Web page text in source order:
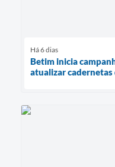
Há 6 dias
Betim inicia
atualizar cadernetas